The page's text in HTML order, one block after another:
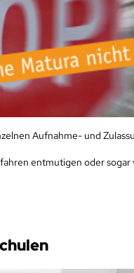
Aufnahme- und
entmutigen oder sogar